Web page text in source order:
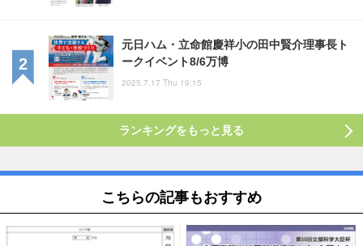
元日ハム・立命館慶祥小の田中賢介理事長ト
ークイベント8/6万博
2025.7.17 Thu 19:15
ランキングをもっと見る
こちらの記事もおすすめ